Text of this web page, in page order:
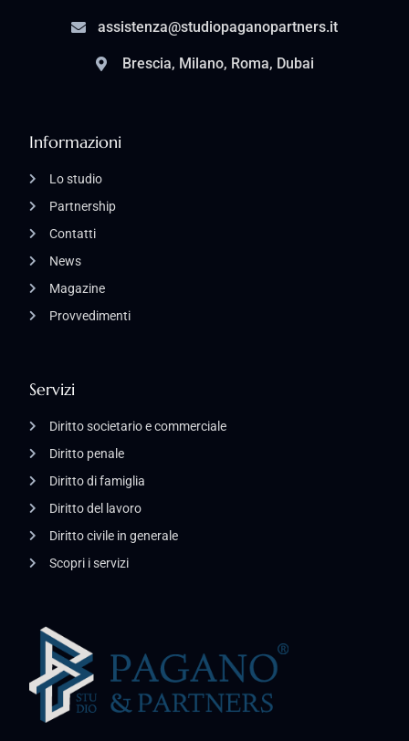
Servizi
Diritto societario e commerciale
Diritto penale
Diritto di famiglia
Diritto del lavoro
Diritto civile in generale
Scopri i servizi
Informazioni
Lo studio
Partnership
Contatti
News
Magazine
Provvedimenti
assistenza@studiopaganopartners.it
Brescia, Milano, Roma, Dubai